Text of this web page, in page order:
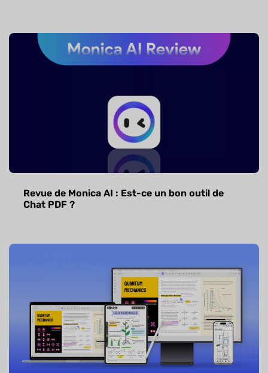
Revue de Monica AI : Est-ce un bon outil de
Chat PDF ?